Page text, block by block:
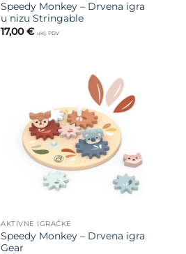
Speedy Monkey – Drvena igra
u nizu Stringable
17,00€ uklj. PDV
Dodajte
na listu
AKTIVNE IGRAČKE
Speedy Monkey – Drvena igra
Gear